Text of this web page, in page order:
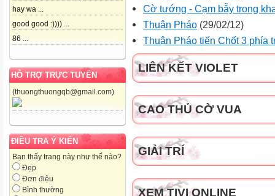
hay wa ...
good good :)))) ...
86 ...
HỖ TRỢ TRỰC TUYẾN
(thuongthuongqb@gmail.com)
ĐIỀU TRA Ý KIẾN
Bạn thấy trang này như thế nào?
Đẹp
Đơn điệu
Bình thường
Cờ tướng - Cạm bẫy trong
Thuận Pháo (29/02/12)
Thuận Pháo tiến Chốt 3 phía
LIÊN KẾT VIOLET
CAO THỦ CỜ VUA
GIẢI TRÍ
XEM TIVI ONLINE